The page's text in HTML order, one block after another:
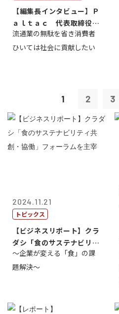
【編集長インタビュー】Ｐ
ａｌｔａｃ 代表取締役会
長三木田國夫
流通業の無駄を省き消費者
ひいては社会に貢献したい
1 2 3
2024.11.21
トピックス
【ビジネスリポート】クラ
ダシ「食のサステナビリテ
ィ共創・協働...
～企業が変える「食」の課
題解決～